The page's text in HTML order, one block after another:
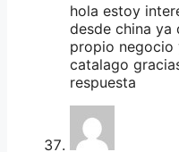
hola estoy
desde china ya
propio negocio
catalago
respuesta